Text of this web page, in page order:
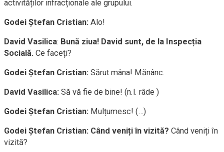
activităților infracționale ale grupului.
Godei Ștefan Cristian: Alo!
David Vasilica: Bună ziua! David sunt, de la Inspecția
Socială. Ce faceți?
Godei Ștefan Cristian: Sărut mâna! Mănânc.
David Vasilica: Să vă fie de bine! (n.l. râde )
Godei Ștefan Cristian: Mulțumesc! (…)
Godei Ștefan Cristian: Când veniți în vizită? Când veniți în
vizită?